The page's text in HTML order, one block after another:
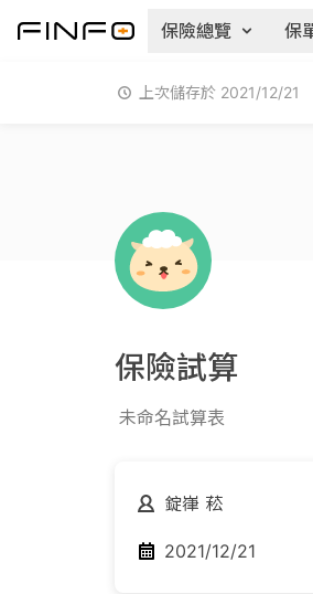
保險總覽 保
上次儲存於 2021/12/21
保險試算
未命名試算表
錠嵂 菘
2021/12/21